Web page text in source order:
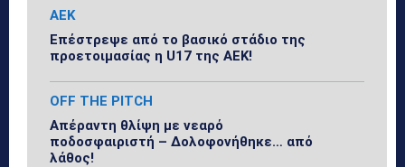
ΑΕΚ
Επέστρεψε από το βασικό στάδιο της
προετοιμασίας η U17 της ΑΕΚ!
OFF THE PITCH
Απέραντη θλίψη με νεαρό
ποδοσφαιριστή – Δολοφονήθηκε… από
λάθος!